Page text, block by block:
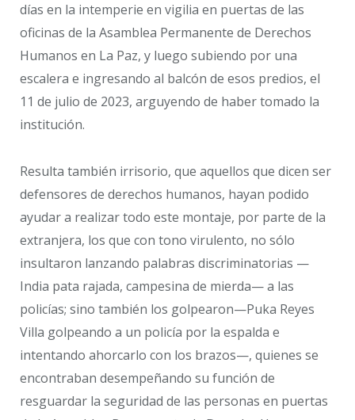
días en la intemperie en vigilia en puertas de las
oficinas de la Asamblea Permanente de Derechos
Humanos en La Paz, y luego subiendo por una
escalera e ingresando al balcón de esos predios, el
11 de julio de 2023, arguyendo de haber tomado la
institución.
Resulta también irrisorio, que aquellos que dicen ser
defensores de derechos humanos, hayan podido
ayudar a realizar todo este montaje, por parte de la
extranjera, los que con tono virulento, no sólo
insultaron lanzando palabras discriminatorias —
India pata rajada, campesina de mierda— a las
policías; sino también los golpearon—Puka Reyes
Villa golpeando a un policía por la espalda e
intentando ahorcarlo con los brazos—, quienes se
encontraban desempeñando su función de
resguardar la seguridad de las personas en puertas